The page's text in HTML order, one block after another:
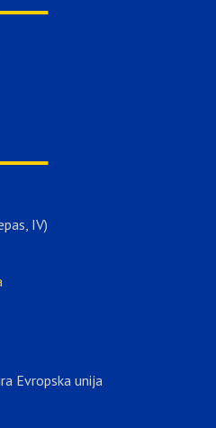
IV)
Evropska unija